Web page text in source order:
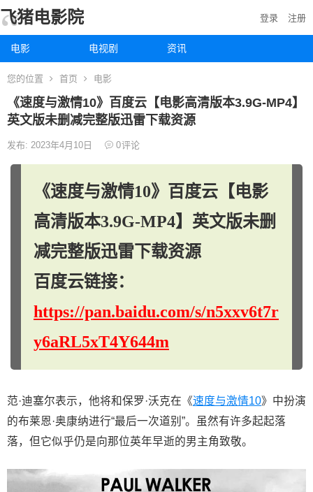
飞猪电影院
电影 电视剧 资讯
登录 注册
您的位置 首页 电影
《速度与激情10》百度云【电影高清版本3.9G-MP4】
英文版未删减完整版迅雷下载资源
发布: 2023年4月10日 0评论
《速度与激情10》百度云【电影
高清版本3.9G-MP4】英文版未删
减完整版迅雷下载资源
百度云链接：
https://pan.baidu.com/s/n5xxv6t7r
y6aRL5xT4Y644m
范·迪塞尔表示，他将和保罗·沃克在《速度与激情10》中扮演
的布莱恩·奥康纳进行“最后一次道别”。虽然有许多起起落
落，但它似乎仍是向那位英年早逝的男主角致敬。